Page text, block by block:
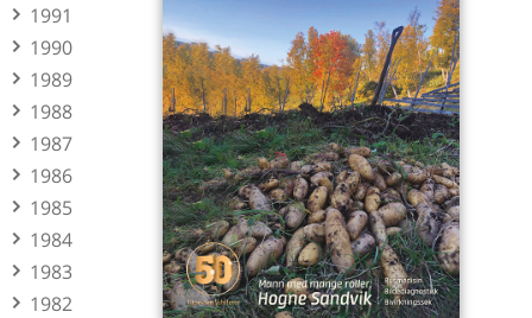
1991
1990
1989
1988
1987
1986
1985
1984
1983
1982